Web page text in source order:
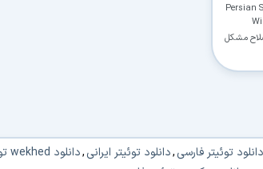
Persian
مشکل
دانلود توئیتر فارسی,دانلود توئیتر ایرانی,دانلود wekhed توئیتر ایرانی